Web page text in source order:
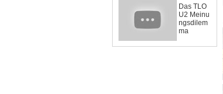
Das TLO
U2 Meinu
ngsdilem
ma